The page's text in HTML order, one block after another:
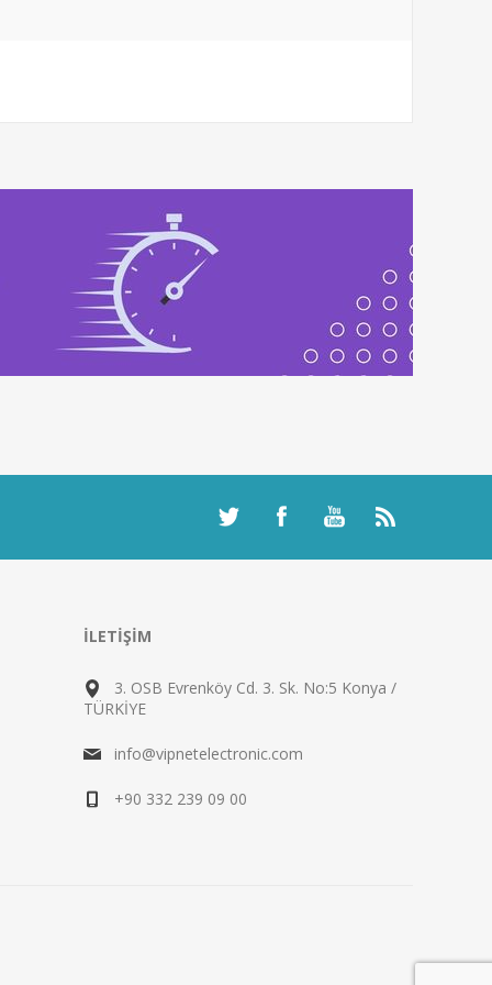
İLETIŞIM
3. OSB Evrenköy Cd. 3. Sk. No:5 Konya /
TÜRKİYE
info@vipnetelectronic.com
+90 332 239 09 00